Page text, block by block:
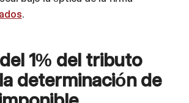
.
1% del tributo
determinación de